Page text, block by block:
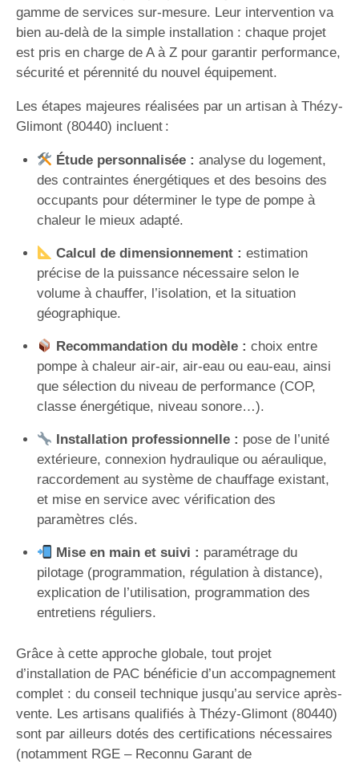
gamme de services sur-mesure. Leur intervention va
bien au-delà de la simple installation : chaque projet
est pris en charge de A à Z pour garantir performance,
sécurité et pérennité du nouvel équipement.
Les étapes majeures réalisées par un artisan à Thézy-
Glimont (80440) incluent :
Étude personnalisée : analyse du logement,
des contraintes énergétiques et des besoins des
occupants pour déterminer le type de pompe à
chaleur le mieux adapté.
Calcul de dimensionnement : estimation
précise de la puissance nécessaire selon le
volume à chauffer, l’isolation, et la situation
géographique.
Recommandation du modèle : choix entre
pompe à chaleur air-air, air-eau ou eau-eau, ainsi
que sélection du niveau de performance (COP,
classe énergétique, niveau sonore…).
Installation professionnelle : pose de l’unité
extérieure, connexion hydraulique ou aéraulique,
raccordement au système de chauffage existant,
et mise en service avec vérification des
paramètres clés.
Mise en main et suivi : paramétrage du
pilotage (programmation, régulation à distance),
explication de l’utilisation, programmation des
entretiens réguliers.
Grâce à cette approche globale, tout projet
d’installation de PAC bénéficie d’un accompagnement
complet : du conseil technique jusqu’au service après-
vente. Les artisans qualifiés à Thézy-Glimont (80440)
sont par ailleurs dotés des certifications nécessaires
(notamment RGE – Reconnu Garant de